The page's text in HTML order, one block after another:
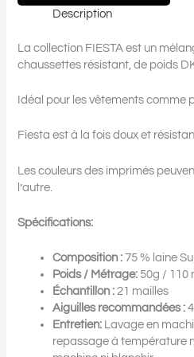
Description
La collection FIESTA est un
chaussettes résistant, de poids
Idéal pour les vêtements comme
Fiesta est à la fois doux et
Les couleurs des imprimés
l’autre.
Spécifications:
Composition : 75 % laine
Poids / Métrage: 50g / 110
Échantillon : 21 mailles
Aiguilles recommandées :
Entretien: Lavage en
repassage à température